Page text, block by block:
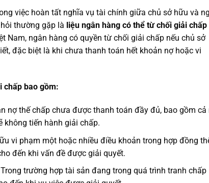
việc hoàn tất nghĩa vụ tài chính giữa chủ sở hữu và
thường gặp là liệu ngân hàng có thể từ chối giải chấp
Nam, ngân hàng có quyền từ chối giải chấp nếu chủ sở
đặc biệt là khi chưa thanh toán hết khoản nợ hoặc vi
chấp bao gồm:
nợ thế chấp chưa được thanh toán đầy đủ, bao gồm cả
không tiến hành giải chấp.
vi phạm một hoặc nhiều điều khoản trong hợp đồng
đến khi vấn đề được giải quyết.
Trong trường hợp tài sản đang trong quá trình tranh chấp